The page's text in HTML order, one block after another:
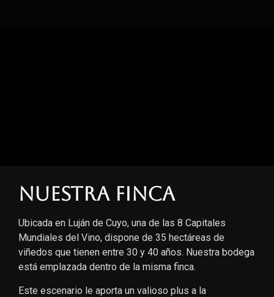
Nuestra finca
Ubicada en Luján de Cuyo, una de las 8 Capitales
Mundiales del Vino, dispone de 35 hectáreas de
viñedos que tienen entre 30 y 40 años. Nuestra bodega
está emplazada dentro de la misma finca.
Este escenario le aporta un valioso plus a la